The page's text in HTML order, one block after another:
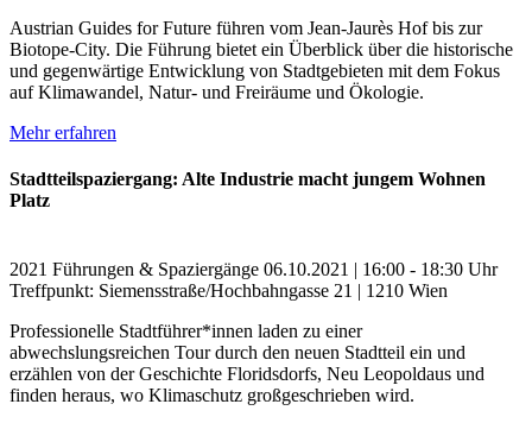
Austrian Guides for Future führen vom Jean-Jaurès Hof bis zur
Biotope-City. Die Führung bietet ein Überblick über die historische
und gegenwärtige Entwicklung von Stadtgebieten mit dem Fokus
auf Klimawandel, Natur- und Freiräume und Ökologie.
Mehr erfahren
Stadtteilspaziergang: Alte Industrie macht jungem Wohnen
Platz
2021 Führungen & Spaziergänge 06.10.2021 | 16:00 - 18:30 Uhr
Treffpunkt: Siemensstraße/Hochbahngasse 21 | 1210 Wien
Professionelle Stadtführer*innen laden zu einer
abwechslungsreichen Tour durch den neuen Stadtteil ein und
erzählen von der Geschichte Floridsdorfs, Neu Leopoldaus und
finden heraus, wo Klimaschutz großgeschrieben wird.